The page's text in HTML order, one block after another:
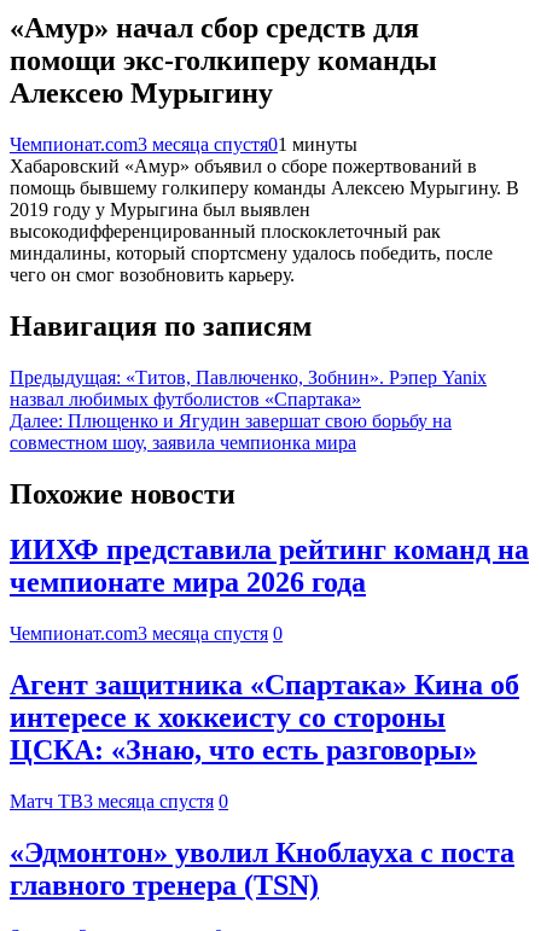
«Амур» начал сбор средств для
помощи экс‑голкиперу команды
Алексею Мурыгину
Чемпионат.com3 месяца спустя01 минуты
Хабаровский «Амур» объявил о сборе пожертвований в
помощь бывшему голкиперу команды Алексею Мурыгину. В
2019 году у Мурыгина был выявлен
высокодифференцированный плоскоклеточный рак
миндалины, который спортсмену удалось победить, после
чего он смог возобновить карьеру.
Навигация по записям
Предыдущая: «Титов, Павлюченко, Зобнин». Рэпер Yanix
назвал любимых футболистов «Спартака»
Далее: Плющенко и Ягудин завершат свою борьбу на
совместном шоу, заявила чемпионка мира
Похожие новости
ИИХФ представила рейтинг команд на
чемпионате мира 2026 года
Чемпионат.com3 месяца спустя 0
Агент защитника «Спартака» Кина об
интересе к хоккеисту со стороны
ЦСКА: «Знаю, что есть разговоры»
Матч ТВ3 месяца спустя 0
«Эдмонтон» уволил Кноблауха с поста
главного тренера (TSN)